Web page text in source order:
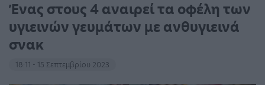
Ένας στους 4 αναιρεί τα οφέλη των
υγιεινών γευμάτων με ανθυγιεινά
σνακ
18:11 - 15 Σεπτεμβρίου 2023